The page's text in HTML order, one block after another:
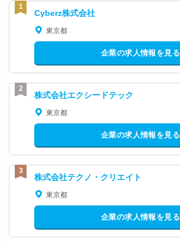
Cyberz株式会社
東京都
企業の求人情報を見る
株式会社エクシードテック
東京都
企業の求人情報を見る
株式会社テクノ・クリエイト
東京都
企業の求人情報を見る